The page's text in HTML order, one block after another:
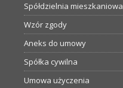
Spółdzielnia mieszkaniowa
Wzór zgody
Aneks do umowy
Spółka cywilna
Umowa użyczenia